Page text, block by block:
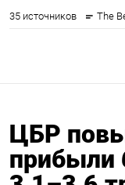
ЦБР
прибыли